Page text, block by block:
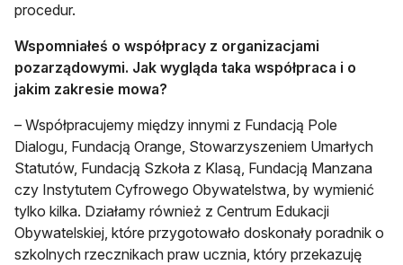
procedur.
Wspomniałeś o współpracy z organizacjami
pozarządowymi. Jak wygląda taka współpraca i o
jakim zakresie mowa?
– Współpracujemy między innymi z Fundacją Pole
Dialogu, Fundacją Orange, Stowarzyszeniem Umarłych
Statutów, Fundacją Szkoła z Klasą, Fundacją Manzana
czy Instytutem Cyfrowego Obywatelstwa, by wymienić
tylko kilka. Działamy również z Centrum Edukacji
Obywatelskiej, które przygotowało doskonały poradnik o
szkolnych rzecznikach praw ucznia, który przekazuję